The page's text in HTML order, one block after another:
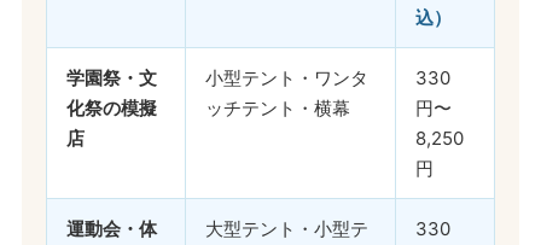
込）
学園祭・文
化祭の模擬
店
小型テント・ワンタ
ッチテント・横幕
330
円〜
8,250
円
運動会・体
大型テント・小型テ
330